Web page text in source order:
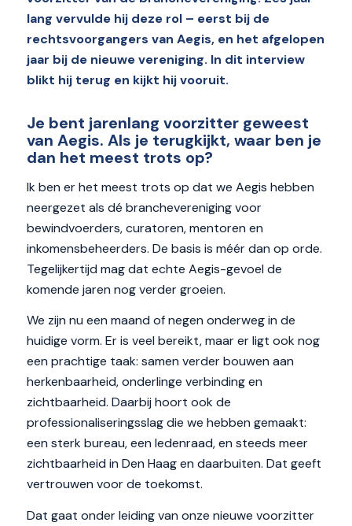
lang vervulde hij deze rol – eerst bij de
rechtsvoorgangers van Aegis, en het afgelopen
jaar bij de nieuwe vereniging. In dit interview
blikt hij terug en kijkt hij vooruit.
Je bent jarenlang voorzitter geweest
van Aegis. Als je terugkijkt, waar ben je
dan het meest trots op?
Ik ben er het meest trots op dat we Aegis hebben
neergezet als dé branchevereniging voor
bewindvoerders, curatoren, mentoren en
inkomensbeheerders. De basis is méér dan op orde.
Tegelijkertijd mag dat echte Aegis-gevoel de
komende jaren nog verder groeien.
We zijn nu een maand of negen onderweg in de
huidige vorm. Er is veel bereikt, maar er ligt ook nog
een prachtige taak: samen verder bouwen aan
herkenbaarheid, onderlinge verbinding en
zichtbaarheid. Daarbij hoort ook de
professionaliseringsslag die we hebben gemaakt:
een sterk bureau, een ledenraad, en steeds meer
zichtbaarheid in Den Haag en daarbuiten. Dat geeft
vertrouwen voor de toekomst.
Dat gaat onder leiding van onze nieuwe voorzitter